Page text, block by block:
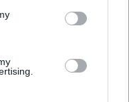
già stato